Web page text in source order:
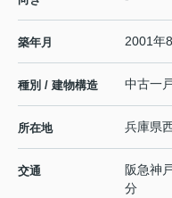
築年月 2001年
種別 / 建物構造 中古一
所在地 兵庫県
交通 阪急神
分